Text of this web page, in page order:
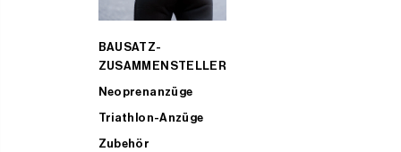
BAUSATZ-
ZUSAMMENSTELLER
Neoprenanzüge
Triathlon-Anzüge
Zubehör